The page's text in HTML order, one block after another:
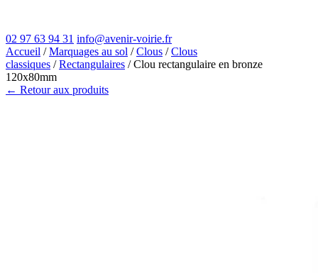
02 97 63 94 31 info@avenir-voirie.fr
Accueil /Marquages au sol /Clous /Clous
classiques /Rectangulaires / Clou rectangulaire en bronze
120x80mm
← Retour aux produits